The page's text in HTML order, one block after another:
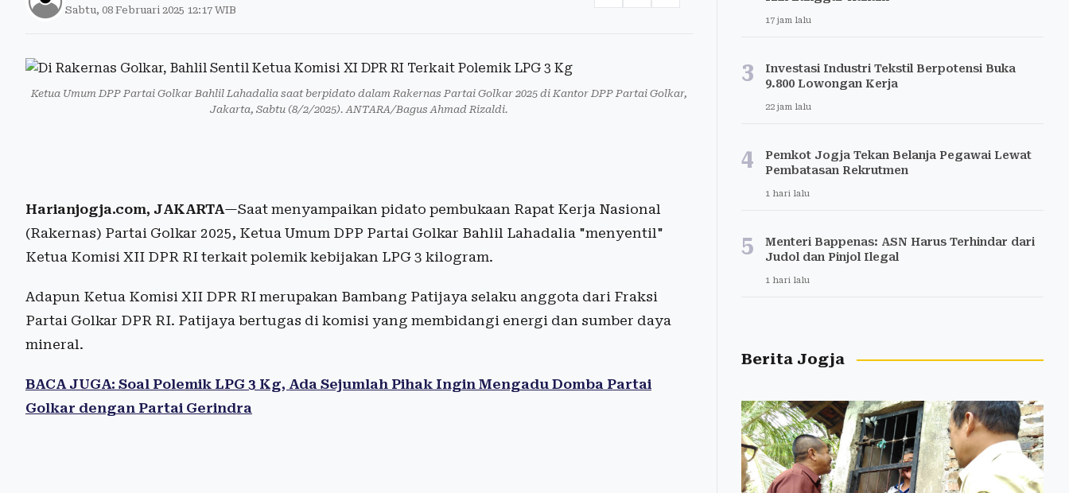
Sabtu, 08 Februari 2025 12:17 WIB
Ketua Umum DPP Partai Golkar Bahlil Lahadalia saat berpidato dalam Rakernas Partai Golkar 2025 di Kantor DPP Partai Golkar,
Jakarta, Sabtu (8/2/2025). ANTARA/Bagus Ahmad Rizaldi.
Harianjogja.com, JAKARTA—Saat menyampaikan pidato pembukaan Rapat Kerja Nasional
(Rakernas) Partai Golkar 2025, Ketua Umum DPP Partai Golkar Bahlil Lahadalia "menyentil"
Ketua Komisi XII DPR RI terkait polemik kebijakan LPG 3 kilogram.
Adapun Ketua Komisi XII DPR RI merupakan Bambang Patijaya selaku anggota dari Fraksi
Partai Golkar DPR RI. Patijaya bertugas di komisi yang membidangi energi dan sumber daya
mineral.
BACA JUGA: Soal Polemik LPG 3 Kg, Ada Sejumlah Pihak Ingin Mengadu Domba Partai
Golkar dengan Partai Gerindra
17 jam lalu
3
Investasi Industri Tekstil Berpotensi Buka
9.800 Lowongan Kerja
22 jam lalu
4
Pemkot Jogja Tekan Belanja Pegawai Lewat
Pembatasan Rekrutmen
1 hari lalu
5
Menteri Bappenas: ASN Harus Terhindar dari
Judol dan Pinjol Ilegal
1 hari lalu
Berita Jogja